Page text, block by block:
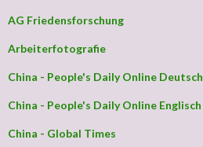
AG Friedensforschung
Arbeiterfotografie
China - People's Daily Online Deutsch
China - People's Daily Online Englisch
China - Global Times